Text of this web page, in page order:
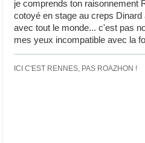
je comprends ton raisonnement
cotoyé en stage au creps
avec tout le monde... c'est pas
mes yeux incompatible avec la
ICI C'EST RENNES, PAS ROAZHON !